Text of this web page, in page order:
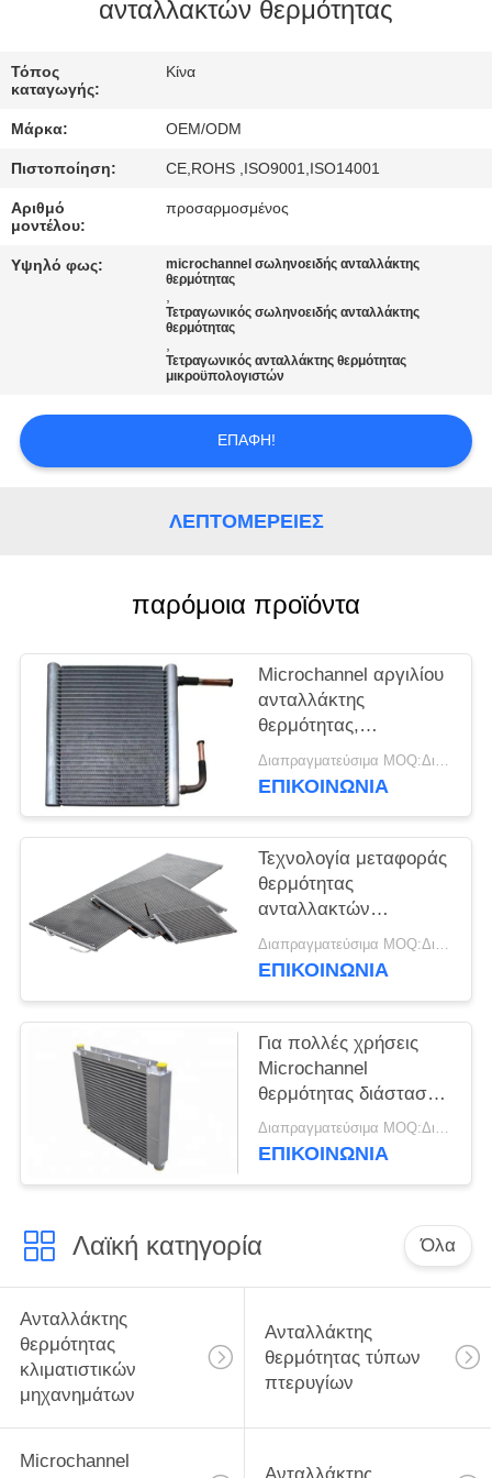
ΈΛΕΓΧΟΣ
ΜΑΣ
ΕΛΆΤΕ
ΕΠΑΦΉ
ΜΕ
ΠΕΡΙΠΤΏΣΕΙΣ
SITEMAP
ανταλλακτών θερμότητας
Τόπος
καταγωγής:
Κίνα
Μάρκα: OEM/ODM
Πιστοποίηση: CE,ROHS ,ISO9001,ISO14001
Αριθμό
μοντέλου:
προσαρμοσμένος
Υψηλό φως:
microchannel σωληνοειδής ανταλλάκτης
θερμότητας
,
Τετραγωνικός σωληνοειδής ανταλλάκτης
θερμότητας
,
Τετραγωνικός ανταλλάκτης θερμότητας
μικροϋπολογιστών
ΕΠΑΦΉ!
ΛΕΠΤΟΜΈΡΕΙΕΣ
παρόμοια προϊόντα
Microchannel αργιλίου
ανταλλάκτης
θερμότητας,
ανταλλάκτης
θερμότητας
Διαπραγματεύσιμα MOQ:Διαπραγματεύσιμος
ΕΠΙΚΟΙΝΩΝΊΑ
Τεχνολογία μεταφοράς
θερμότητας
ανταλλακτών
θερμότητας
μικροϋπολογιστών
Διαπραγματεύσιμα MOQ:Διαπραγματεύσιμος
ΕΠΙΚΟΙΝΩΝΊΑ
Για πολλές χρήσεις
Microchannel
θερμότητας διάσταση
Custimized
αποταμίευσης
Διαπραγματεύσιμα MOQ:Διαπραγματεύσιμος
ΕΠΙΚΟΙΝΩΝΊΑ
Λαϊκή κατηγορία Όλα
Ανταλλάκτης
θερμότητας
κλιματιστικών
μηχανημάτων
Ανταλλάκτης
θερμότητας τύπων
πτερυγίων
Microchannel